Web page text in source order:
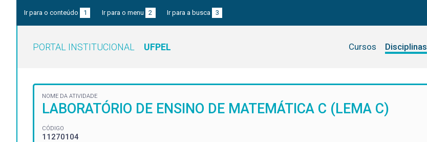
Ir para o conteúdo 1 Ir para o menu 2 Ir para a busca 3
PORTAL INSTITUCIONAL UFPEL Cursos Disciplinas
NOME DA ATIVIDADE
LABORATÓRIO DE ENSINO DE MATEMÁTICA C (LEMA C)
CÓDIGO
11270104